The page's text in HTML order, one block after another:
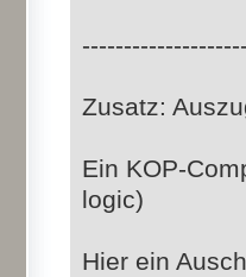
Zusatz:
Ein KOP-
logic)
Hier ein